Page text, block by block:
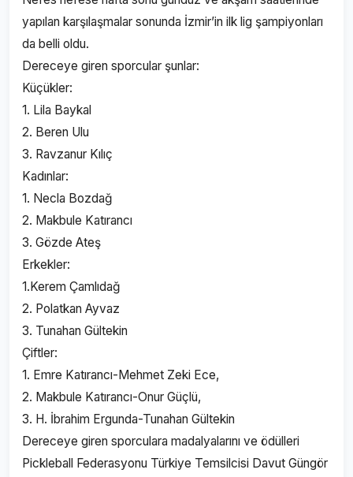
yapılan karşılaşmalar sonunda İzmir’in ilk lig şampiyonları
da belli oldu.
Dereceye giren sporcular şunlar:
Küçükler:
1. Lila Baykal
2. Beren Ulu
3. Ravzanur Kılıç
Kadınlar:
1. Necla Bozdağ
2. Makbule Katırancı
3. Gözde Ateş
Erkekler:
1.Kerem Çamlıdağ
2. Polatkan Ayvaz
3. Tunahan Gültekin
Çiftler:
1. Emre Katırancı-Mehmet Zeki Ece,
2. Makbule Katırancı-Onur Güçlü,
3. H. İbrahim Ergunda-Tunahan Gültekin
Dereceye giren sporculara madalyalarını ve ödülleri
Pickleball Federasyonu Türkiye Temsilcisi Davut Güngör